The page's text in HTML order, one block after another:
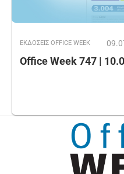
ΕΚΔOΣΕΙΣ OFFICE WEEK
Office Week 747 |